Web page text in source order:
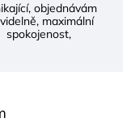
objednávám
maximální
spokojenost,